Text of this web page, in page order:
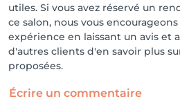
utiles. Si vous avez réservé un
ce salon, nous vous
expérience en laissant un avis et
d'autres clients d'en savoir plus
proposées.
Écrire un commentaire